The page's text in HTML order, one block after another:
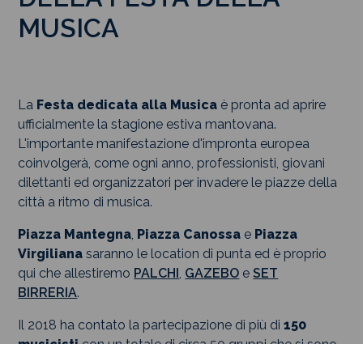
MUSICA
La Festa dedicata alla Musica è pronta ad aprire
ufficialmente la stagione estiva mantovana.
L'importante manifestazione d'impronta europea
coinvolgerà, come ogni anno, professionisti, giovani
dilettanti ed organizzatori per invadere le piazze della
città a ritmo di musica.
Piazza Mantegna, Piazza Canossa e Piazza
Virgiliana saranno le location di punta ed è proprio
qui che allestiremo PALCHI, GAZEBO eSET
BIRRERIA.
Il 2018 ha contato la partecipazione di più di150